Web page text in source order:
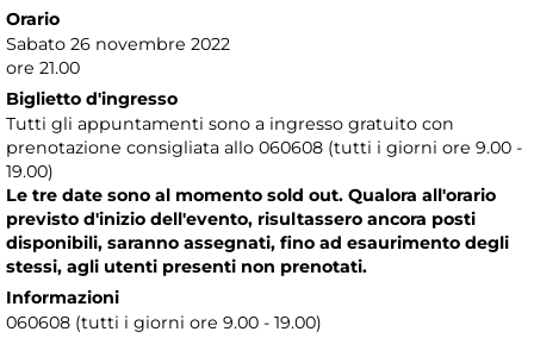
Orario
Sabato 26 novembre 2022
ore 21.00
Biglietto d'ingresso
Tutti gli appuntamenti sono a ingresso gratuito con
prenotazione consigliata allo 060608 (tutti i giorni ore 9.00 -
19.00)
Le tre date sono al momento sold out. Qualora all'orario
previsto d'inizio dell'evento, risultassero ancora posti
disponibili, saranno assegnati, fino ad esaurimento degli
stessi, agli utenti presenti non prenotati.
Informazioni
060608 (tutti i giorni ore 9.00 - 19.00)